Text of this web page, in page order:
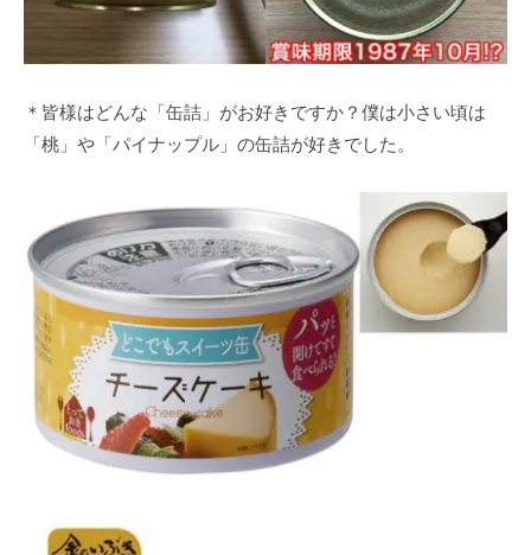
＊皆様はどんな「缶詰」がお好きですか？僕は小さい頃は
「桃」や「パイナップル」の缶詰が好きでした。